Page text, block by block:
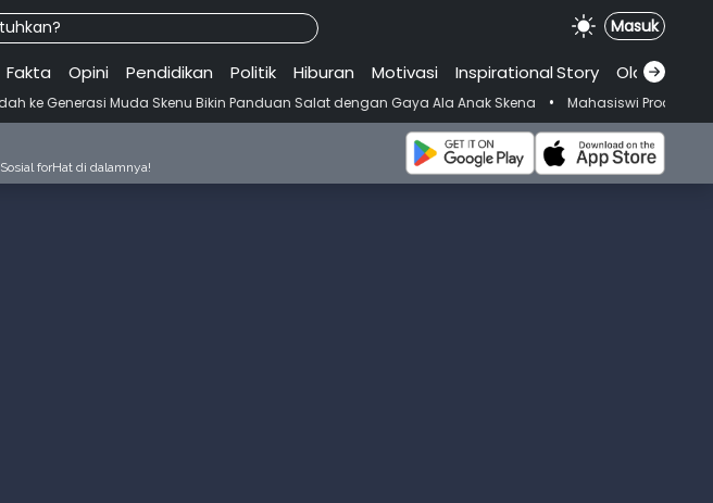
Masuk
Fakta Opini Pendidikan Politik Hiburan Motivasi Inspirational.Story Olahraga
Skenu Bikin Panduan Salat dengan Gaya Ala Anak Skena • Mahasiswi Prodi FKM-Undana Diduga
forHat di dalamnya!